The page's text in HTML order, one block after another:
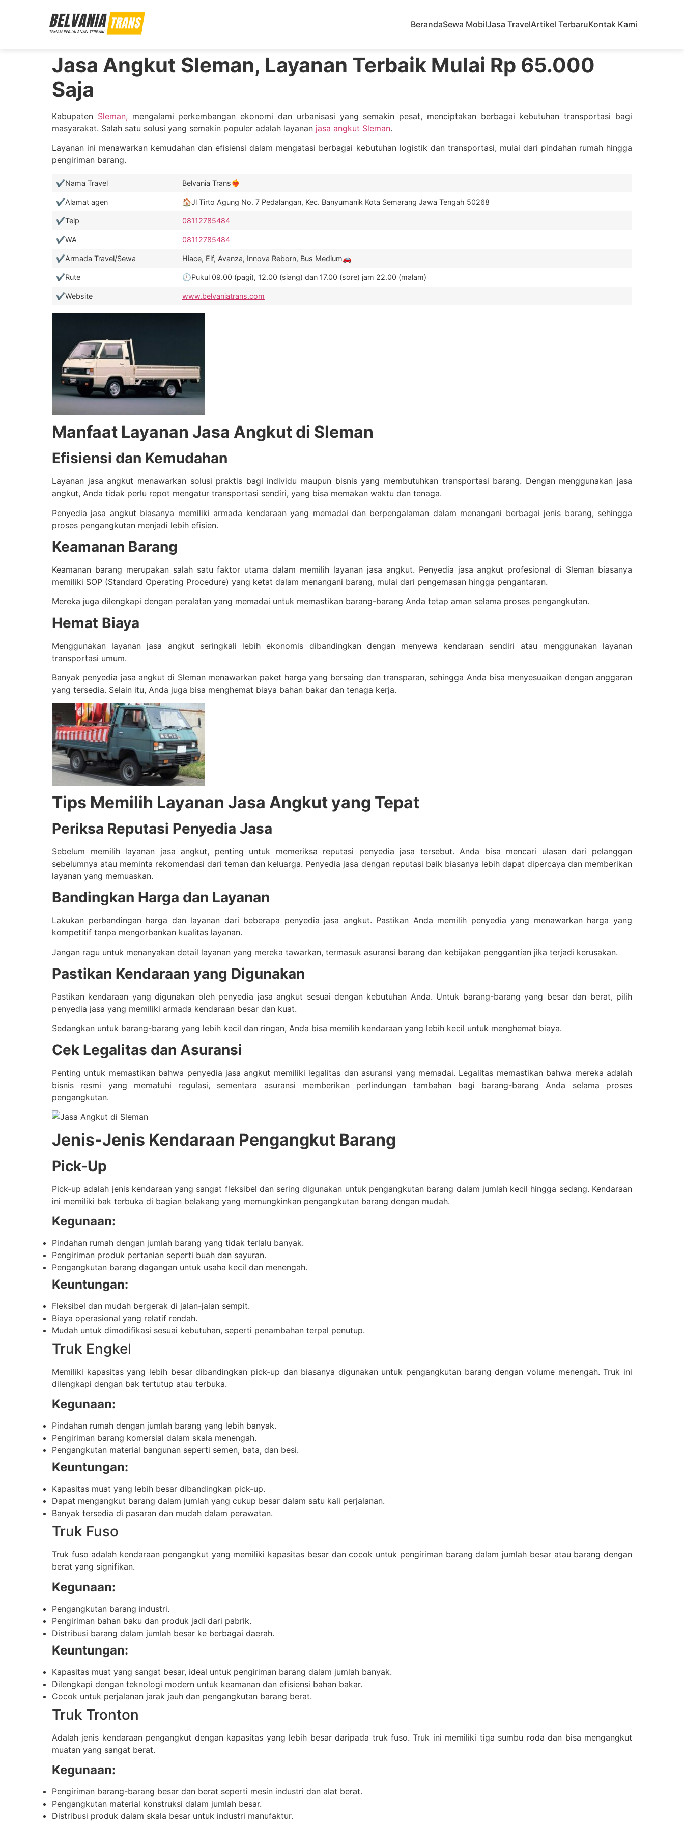
BerandaSewa MobilJasa TravelArtikel TerbaruKontak Kami
Jasa Angkut Sleman, Layanan Terbaik Mulai Rp 65.000
Saja
Kabupaten Sleman, mengalami perkembangan ekonomi dan urbanisasi yang semakin pesat, menciptakan berbagai kebutuhan transportasi bagi
masyarakat. Salah satu solusi yang semakin populer adalah layanan jasa angkut Sleman.
Layanan ini menawarkan kemudahan dan efisiensi dalam mengatasi berbagai kebutuhan logistik dan transportasi, mulai dari pindahan rumah hingga
pengiriman barang.
✔️Nama Travel Belvania Trans❤️‍🔥
✔️Alamat agen 🏠Jl Tirto Agung No. 7 Pedalangan, Kec. Banyumanik Kota Semarang Jawa Tengah 50268
✔️Telp 08112785484
✔️WA 08112785484
✔️Armada Travel/Sewa Hiace, Elf, Avanza, Innova Reborn, Bus Medium🚗
✔️Rute 🕛Pukul 09.00 (pagi), 12.00 (siang) dan 17.00 (sore) jam 22.00 (malam)
✔️Website www.belvaniatrans.com
Manfaat Layanan Jasa Angkut di Sleman
Efisiensi dan Kemudahan
Layanan jasa angkut menawarkan solusi praktis bagi individu maupun bisnis yang membutuhkan transportasi barang. Dengan menggunakan jasa
angkut, Anda tidak perlu repot mengatur transportasi sendiri, yang bisa memakan waktu dan tenaga.
Penyedia jasa angkut biasanya memiliki armada kendaraan yang memadai dan berpengalaman dalam menangani berbagai jenis barang, sehingga
proses pengangkutan menjadi lebih efisien.
Keamanan Barang
Keamanan barang merupakan salah satu faktor utama dalam memilih layanan jasa angkut. Penyedia jasa angkut profesional di Sleman biasanya
memiliki SOP (Standard Operating Procedure) yang ketat dalam menangani barang, mulai dari pengemasan hingga pengantaran.
Mereka juga dilengkapi dengan peralatan yang memadai untuk memastikan barang-barang Anda tetap aman selama proses pengangkutan.
Hemat Biaya
Menggunakan layanan jasa angkut seringkali lebih ekonomis dibandingkan dengan menyewa kendaraan sendiri atau menggunakan layanan
transportasi umum.
Banyak penyedia jasa angkut di Sleman menawarkan paket harga yang bersaing dan transparan, sehingga Anda bisa menyesuaikan dengan anggaran
yang tersedia. Selain itu, Anda juga bisa menghemat biaya bahan bakar dan tenaga kerja.
Tips Memilih Layanan Jasa Angkut yang Tepat
Periksa Reputasi Penyedia Jasa
Sebelum memilih layanan jasa angkut, penting untuk memeriksa reputasi penyedia jasa tersebut. Anda bisa mencari ulasan dari pelanggan
sebelumnya atau meminta rekomendasi dari teman dan keluarga. Penyedia jasa dengan reputasi baik biasanya lebih dapat dipercaya dan memberikan
layanan yang memuaskan.
Bandingkan Harga dan Layanan
Lakukan perbandingan harga dan layanan dari beberapa penyedia jasa angkut. Pastikan Anda memilih penyedia yang menawarkan harga yang
kompetitif tanpa mengorbankan kualitas layanan.
Jangan ragu untuk menanyakan detail layanan yang mereka tawarkan, termasuk asuransi barang dan kebijakan penggantian jika terjadi kerusakan.
Pastikan Kendaraan yang Digunakan
Pastikan kendaraan yang digunakan oleh penyedia jasa angkut sesuai dengan kebutuhan Anda. Untuk barang-barang yang besar dan berat, pilih
penyedia jasa yang memiliki armada kendaraan besar dan kuat.
Sedangkan untuk barang-barang yang lebih kecil dan ringan, Anda bisa memilih kendaraan yang lebih kecil untuk menghemat biaya.
Cek Legalitas dan Asuransi
Penting untuk memastikan bahwa penyedia jasa angkut memiliki legalitas dan asuransi yang memadai. Legalitas memastikan bahwa mereka adalah
bisnis resmi yang mematuhi regulasi, sementara asuransi memberikan perlindungan tambahan bagi barang-barang Anda selama proses
pengangkutan.
Jenis-Jenis Kendaraan Pengangkut Barang
Pick-Up
Pick-up adalah jenis kendaraan yang sangat fleksibel dan sering digunakan untuk pengangkutan barang dalam jumlah kecil hingga sedang. Kendaraan
ini memiliki bak terbuka di bagian belakang yang memungkinkan pengangkutan barang dengan mudah.
Kegunaan:
Pindahan rumah dengan jumlah barang yang tidak terlalu banyak.
Pengiriman produk pertanian seperti buah dan sayuran.
Pengangkutan barang dagangan untuk usaha kecil dan menengah.
Keuntungan:
Fleksibel dan mudah bergerak di jalan-jalan sempit.
Biaya operasional yang relatif rendah.
Mudah untuk dimodifikasi sesuai kebutuhan, seperti penambahan terpal penutup.
Truk Engkel
Memiliki kapasitas yang lebih besar dibandingkan pick-up dan biasanya digunakan untuk pengangkutan barang dengan volume menengah. Truk ini
dilengkapi dengan bak tertutup atau terbuka.
Kegunaan:
Pindahan rumah dengan jumlah barang yang lebih banyak.
Pengiriman barang komersial dalam skala menengah.
Pengangkutan material bangunan seperti semen, bata, dan besi.
Keuntungan:
Kapasitas muat yang lebih besar dibandingkan pick-up.
Dapat mengangkut barang dalam jumlah yang cukup besar dalam satu kali perjalanan.
Banyak tersedia di pasaran dan mudah dalam perawatan.
Truk Fuso
Truk fuso adalah kendaraan pengangkut yang memiliki kapasitas besar dan cocok untuk pengiriman barang dalam jumlah besar atau barang dengan
berat yang signifikan.
Kegunaan:
Pengangkutan barang industri.
Pengiriman bahan baku dan produk jadi dari pabrik.
Distribusi barang dalam jumlah besar ke berbagai daerah.
Keuntungan:
Kapasitas muat yang sangat besar, ideal untuk pengiriman barang dalam jumlah banyak.
Dilengkapi dengan teknologi modern untuk keamanan dan efisiensi bahan bakar.
Cocok untuk perjalanan jarak jauh dan pengangkutan barang berat.
Truk Tronton
Adalah jenis kendaraan pengangkut dengan kapasitas yang lebih besar daripada truk fuso. Truk ini memiliki tiga sumbu roda dan bisa mengangkut
muatan yang sangat berat.
Kegunaan:
Pengiriman barang-barang besar dan berat seperti mesin industri dan alat berat.
Pengangkutan material konstruksi dalam jumlah besar.
Distribusi produk dalam skala besar untuk industri manufaktur.